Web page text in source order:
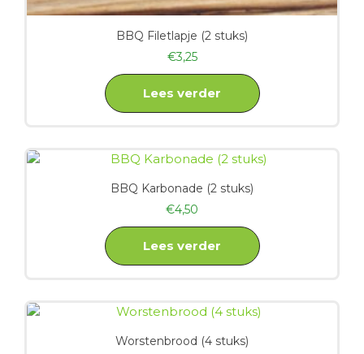
BBQ Filetlapje (2 stuks)
€3,25
Lees verder
BBQ Karbonade (2 stuks)
€4,50
Lees verder
Worstenbrood (4 stuks)